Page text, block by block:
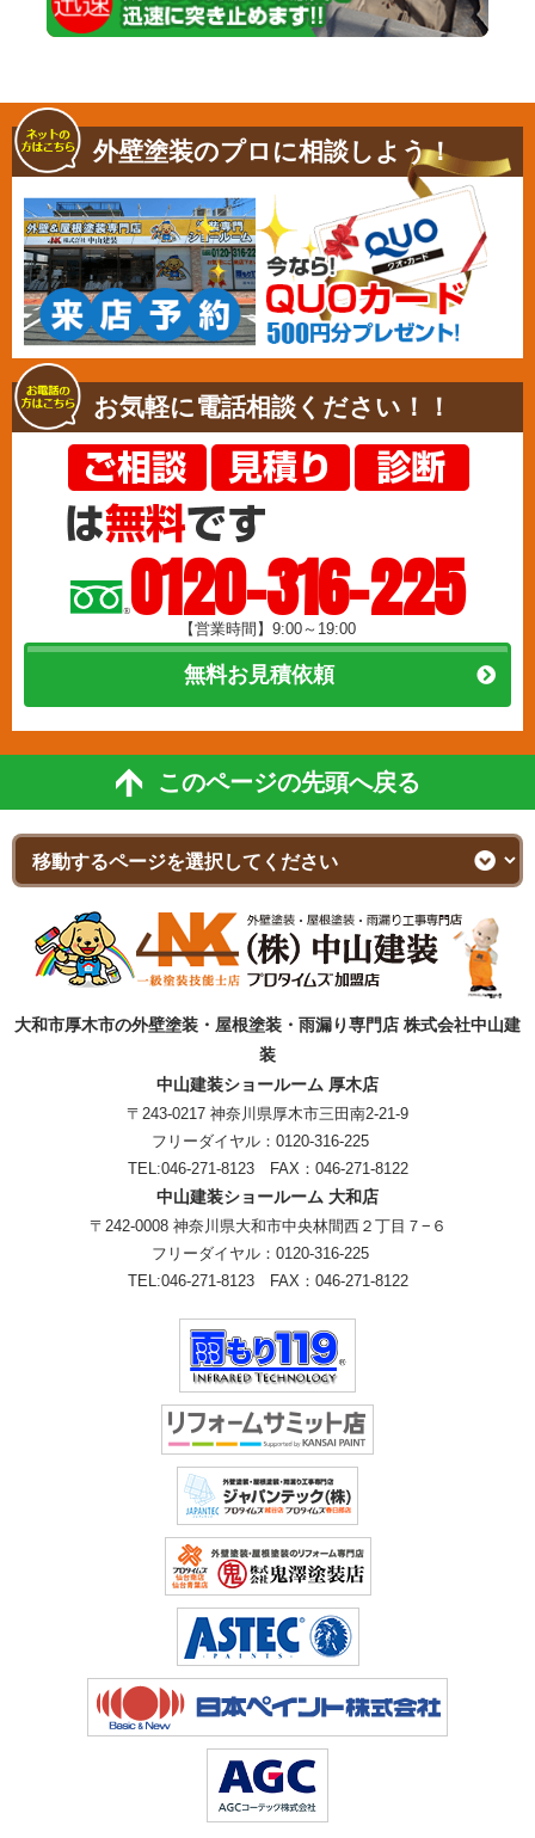
外壁塗装のプロに相談しよう！
お気軽に電話相談ください！！
0120-316-225
【営業時間】9:00～19:00
無料お見積依頼
このページの先頭へ戻る
大和市厚木市の外壁塗装・屋根塗装・雨漏り専門店 株式会社中山建
装
中山建装ショールーム 厚木店
〒243-0217 神奈川県厚木市三田南2-21-9
フリーダイヤル： 0120-316-225
TEL:046-271-8123 FAX：046-271-8122
中山建装ショールーム 大和店
〒242-0008 神奈川県大和市中央林間西２丁目７−６
フリーダイヤル： 0120-316-225
TEL:046-271-8123 FAX：046-271-8122